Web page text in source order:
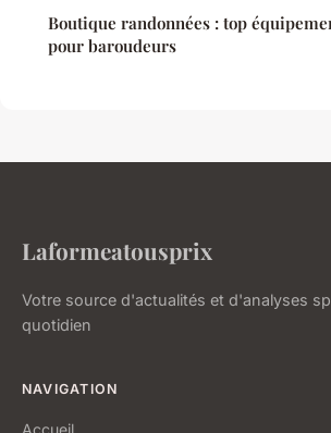
Boutique randonnées : top
pour baroudeurs
Laformeatousprix
Votre source d'actualités et d'analyses
quotidien
NAVIGATION
Accueil